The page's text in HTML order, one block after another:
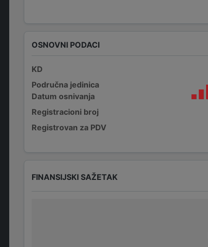
OSNOVNI PODACI
KD
Područna jedinica
Datum osnivanja
Registracioni broj
Registrovan za PDV
FINANSIJSKI SAŽETAK